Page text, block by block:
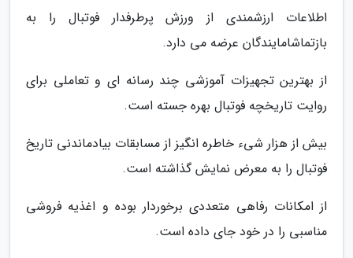
اطلاعات ارزشمندی از ورزش پرطرفدار فوتبال را به
بازتماشامایندگان عرضه می دارد.
از بهترین تجهیزات آموزشی چند رسانه ای و تعاملی برای
روایت تاریخچه فوتبال بهره جسته است.
بیش از هزار شیء خاطره انگیز از مسابقات بیادماندنی تاریخ
فوتبال را به معرض نمایش گذاشته است.
از امکانات رفاهی متعددی برخوردار بوده و اغذیه فروشی
مناسبی را در خود جای داده است.